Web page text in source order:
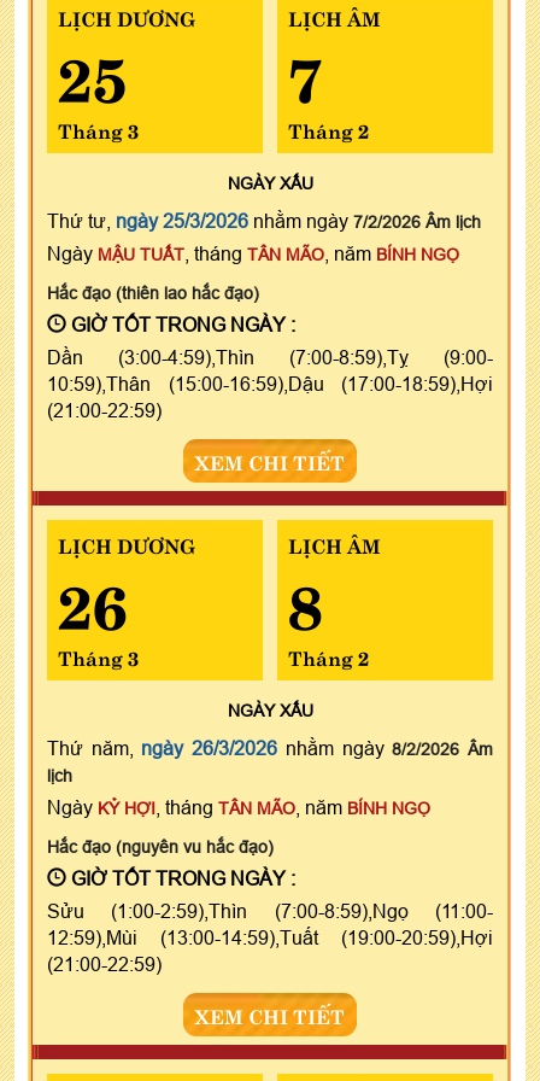
LỊCH DƯƠNG
25
Tháng 3
LỊCH ÂM
7
Tháng 2
NGÀYXẤU
Thứ tư, ngày 25/3/2026 nhằm ngày 7/2/2026 Âm lịch
Ngày MẬU TUẤT , tháng TÂN MÃO , năm BÍNH NGỌ
Hắc đạo (thiên lao hắc đạo)
GIỜ TỐT TRONG NGÀY :
Dần (3:00-4:59),Thìn (7:00-8:59),Tỵ (9:00-
10:59),Thân (15:00-16:59),Dậu (17:00-18:59),Hợi
(21:00-22:59)
XEM CHI TIẾT
LỊCH DƯƠNG
26
Tháng 3
LỊCH ÂM
8
Tháng 2
NGÀYXẤU
Thứ năm, ngày 26/3/2026 nhằm ngày8/2/2026 Âm
lịch
Ngày KỶ HỢI , tháng TÂN MÃO , năm BÍNH NGỌ
Hắc đạo (nguyên vu hắc đạo)
GIỜ TỐT TRONG NGÀY :
Sửu (1:00-2:59),Thìn (7:00-8:59),Ngọ (11:00-
12:59),Mùi (13:00-14:59),Tuất (19:00-20:59),Hợi
(21:00-22:59)
XEM CHI TIẾT